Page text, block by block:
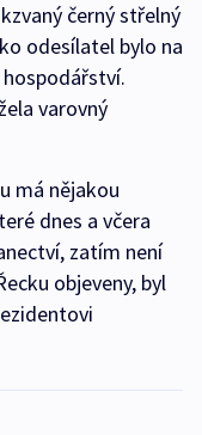
černý střelný
odesílatel bylo na
varovný
má nějakou
dnes a včera
zatím není
objeveny, byl